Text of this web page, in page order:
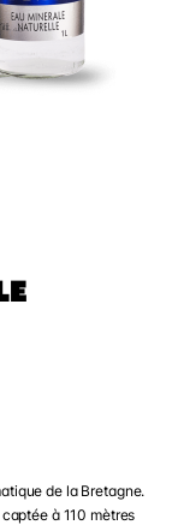
de la Bretagne.
à 110 mètres